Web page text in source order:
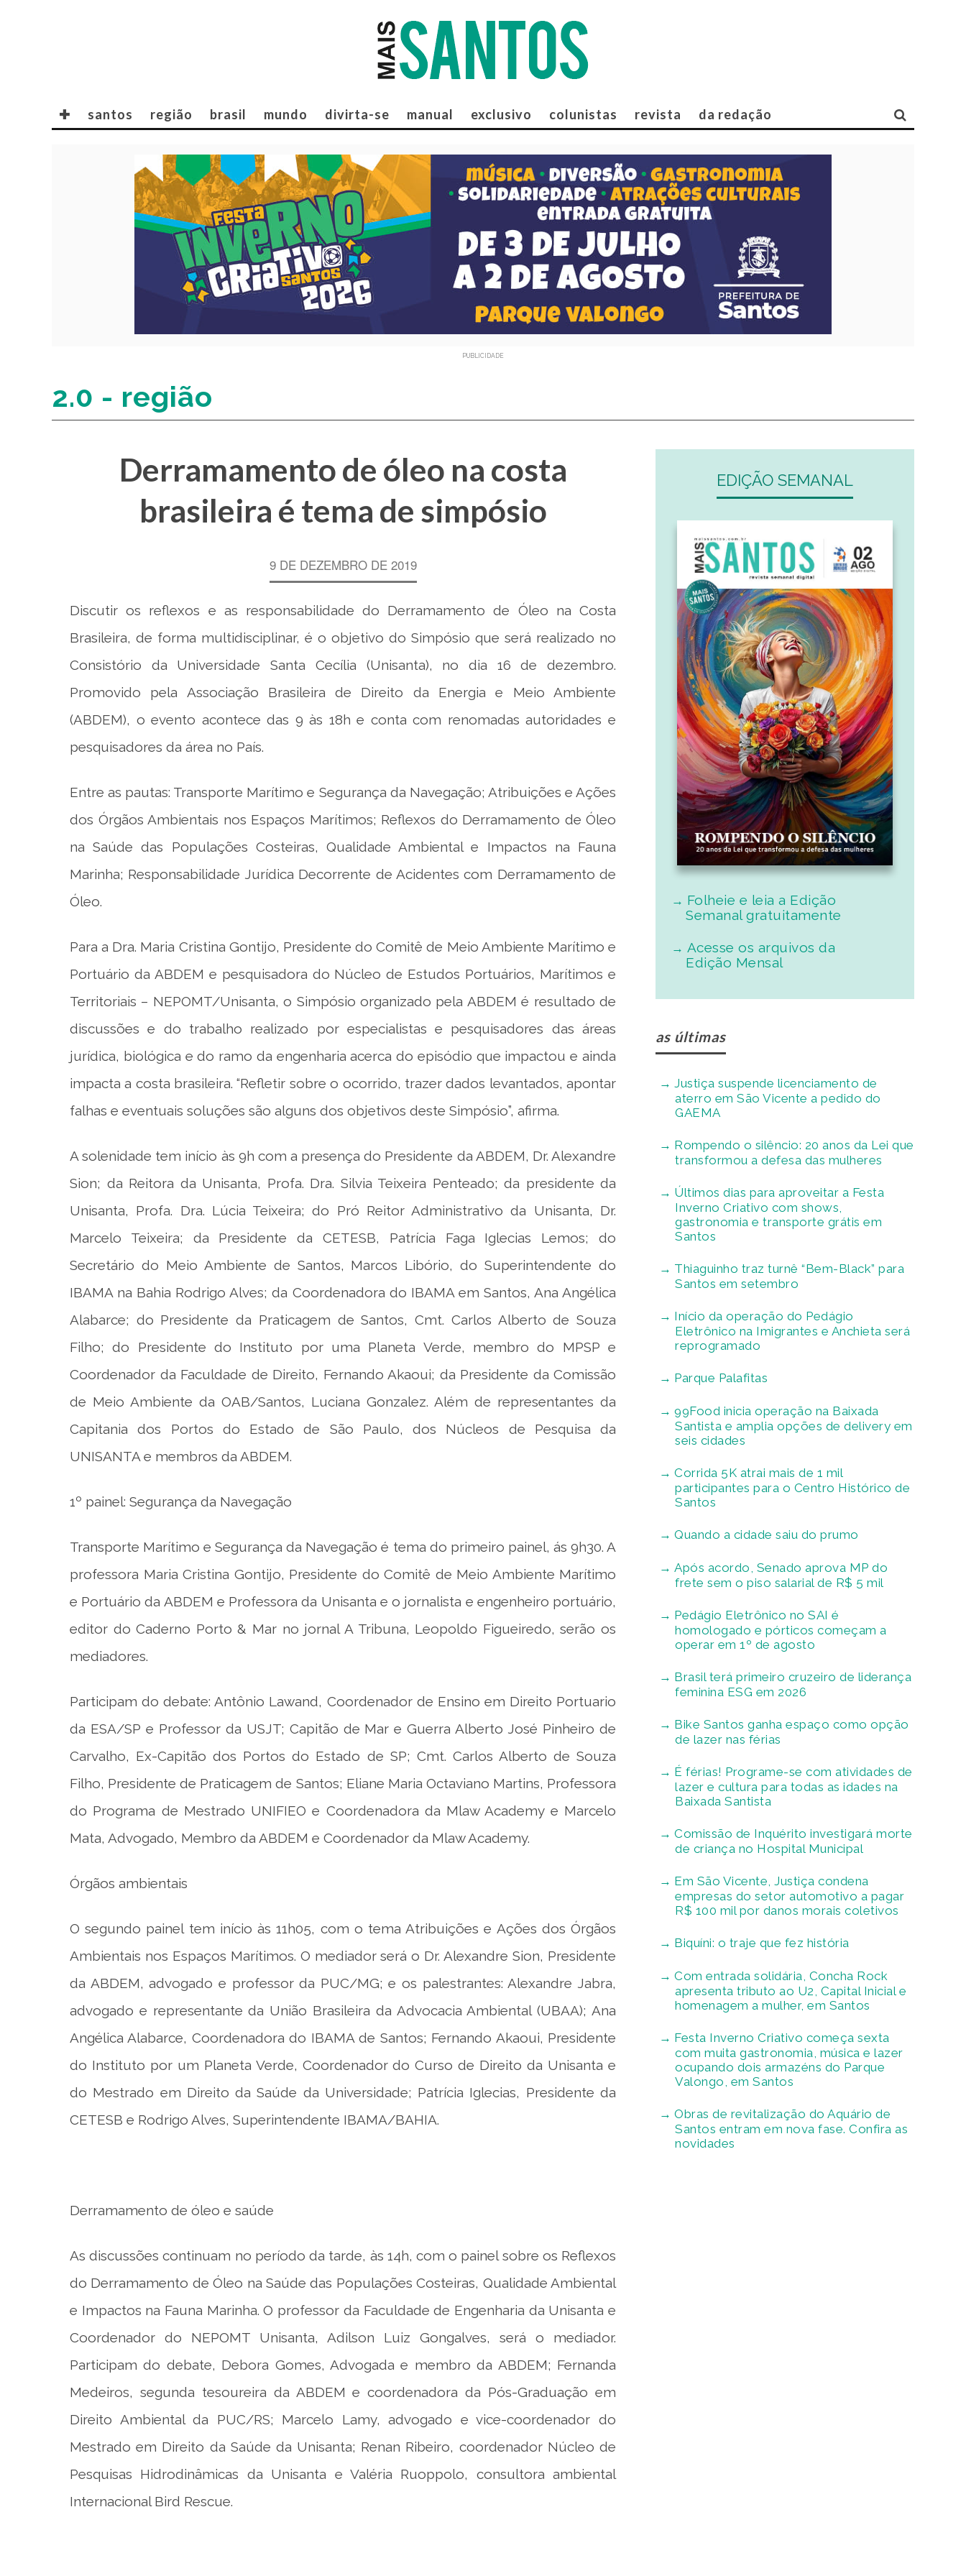
✚ santos região brasil mundo divirta-se manual exclusivo colunistas revista da redação
PUBLICIDADE
2.0 - região
Derramamento de óleo na costa
brasileira é tema de simpósio
9 DE DEZEMBRO DE 2019
Discutir os reflexos e as responsabilidade do Derramamento de Óleo na Costa
Brasileira, de forma multidisciplinar, é o objetivo do Simpósio que será realizado no
Consistório da Universidade Santa Cecília (Unisanta), no dia 16 de dezembro.
Promovido pela Associação Brasileira de Direito da Energia e Meio Ambiente
(ABDEM), o evento acontece das 9 às 18h e conta com renomadas autoridades e
pesquisadores da área no País.
Entre as pautas: Transporte Marítimo e Segurança da Navegação; Atribuições e Ações
dos Órgãos Ambientais nos Espaços Marítimos; Reflexos do Derramamento de Óleo
na Saúde das Populações Costeiras, Qualidade Ambiental e Impactos na Fauna
Marinha; Responsabilidade Jurídica Decorrente de Acidentes com Derramamento de
Óleo.
Para a Dra. Maria Cristina Gontijo, Presidente do Comitê de Meio Ambiente Marítimo e
Portuário da ABDEM e pesquisadora do Núcleo de Estudos Portuários, Marítimos e
Territoriais – NEPOMT/Unisanta, o Simpósio organizado pela ABDEM é resultado de
discussões e do trabalho realizado por especialistas e pesquisadores das áreas
jurídica, biológica e do ramo da engenharia acerca do episódio que impactou e ainda
impacta a costa brasileira. “Refletir sobre o ocorrido, trazer dados levantados, apontar
falhas e eventuais soluções são alguns dos objetivos deste Simpósio”, afirma.
A solenidade tem início às 9h com a presença do Presidente da ABDEM, Dr. Alexandre
Sion; da Reitora da Unisanta, Profa. Dra. Silvia Teixeira Penteado; da presidente da
Unisanta, Profa. Dra. Lúcia Teixeira; do Pró Reitor Administrativo da Unisanta, Dr.
Marcelo Teixeira; da Presidente da CETESB, Patrícia Faga Iglecias Lemos; do
Secretário do Meio Ambiente de Santos, Marcos Libório, do Superintendente do
IBAMA na Bahia Rodrigo Alves; da Coordenadora do IBAMA em Santos, Ana Angélica
Alabarce; do Presidente da Praticagem de Santos, Cmt. Carlos Alberto de Souza
Filho; do Presidente do Instituto por uma Planeta Verde, membro do MPSP e
Coordenador da Faculdade de Direito, Fernando Akaoui; da Presidente da Comissão
de Meio Ambiente da OAB/Santos, Luciana Gonzalez. Além de representantes da
Capitania dos Portos do Estado de São Paulo, dos Núcleos de Pesquisa da
UNISANTA e membros da ABDEM.
1º painel: Segurança da Navegação
Transporte Marítimo e Segurança da Navegação é tema do primeiro painel, ás 9h30. A
professora Maria Cristina Gontijo, Presidente do Comitê de Meio Ambiente Marítimo
e Portuário da ABDEM e Professora da Unisanta e o jornalista e engenheiro portuário,
editor do Caderno Porto & Mar no jornal A Tribuna, Leopoldo Figueiredo, serão os
mediadores.
Participam do debate: Antônio Lawand, Coordenador de Ensino em Direito Portuario
da ESA/SP e Professor da USJT; Capitão de Mar e Guerra Alberto José Pinheiro de
Carvalho, Ex-Capitão dos Portos do Estado de SP; Cmt. Carlos Alberto de Souza
Filho, Presidente de Praticagem de Santos; Eliane Maria Octaviano Martins, Professora
do Programa de Mestrado UNIFIEO e Coordenadora da Mlaw Academy e Marcelo
Mata, Advogado, Membro da ABDEM e Coordenador da Mlaw Academy.
Órgãos ambientais
O segundo painel tem início às 11h05, com o tema Atribuições e Ações dos Órgãos
Ambientais nos Espaços Marítimos. O mediador será o Dr. Alexandre Sion, Presidente
da ABDEM, advogado e professor da PUC/MG; e os palestrantes: Alexandre Jabra,
advogado e representante da União Brasileira da Advocacia Ambiental (UBAA); Ana
Angélica Alabarce, Coordenadora do IBAMA de Santos; Fernando Akaoui, Presidente
do Instituto por um Planeta Verde, Coordenador do Curso de Direito da Unisanta e
do Mestrado em Direito da Saúde da Universidade; Patrícia Iglecias, Presidente da
CETESB e Rodrigo Alves, Superintendente IBAMA/BAHIA.
Derramamento de óleo e saúde
As discussões continuam no período da tarde, às 14h, com o painel sobre os Reflexos
do Derramamento de Óleo na Saúde das Populações Costeiras, Qualidade Ambiental
e Impactos na Fauna Marinha. O professor da Faculdade de Engenharia da Unisanta e
Coordenador do NEPOMT Unisanta, Adilson Luiz Gongalves, será o mediador.
Participam do debate, Debora Gomes, Advogada e membro da ABDEM; Fernanda
Medeiros, segunda tesoureira da ABDEM e coordenadora da Pós-Graduação em
Direito Ambiental da PUC/RS; Marcelo Lamy, advogado e vice-coordenador do
Mestrado em Direito da Saúde da Unisanta; Renan Ribeiro, coordenador Núcleo de
Pesquisas Hidrodinâmicas da Unisanta e Valéria Ruoppolo, consultora ambiental
Internacional Bird Rescue.
EDIÇÃO SEMANAL
Folheie e leia a Edição
Semanal gratuitamente
Acesse os arquivos da
Edição Mensal
as últimas
Justiça suspende licenciamento de
aterro em São Vicente a pedido do
GAEMA
Rompendo o silêncio: 20 anos da Lei que
transformou a defesa das mulheres
Últimos dias para aproveitar a Festa
Inverno Criativo com shows,
gastronomia e transporte grátis em
Santos
Thiaguinho traz turnê “Bem-Black” para
Santos em setembro
Início da operação do Pedágio
Eletrônico na Imigrantes e Anchieta será
reprogramado
Parque Palafitas
99Food inicia operação na Baixada
Santista e amplia opções de delivery em
seis cidades
Corrida 5K atrai mais de 1 mil
participantes para o Centro Histórico de
Santos
Quando a cidade saiu do prumo
Após acordo, Senado aprova MP do
frete sem o piso salarial de R$ 5 mil
Pedágio Eletrônico no SAI é
homologado e pórticos começam a
operar em 1º de agosto
Brasil terá primeiro cruzeiro de liderança
feminina ESG em 2026
Bike Santos ganha espaço como opção
de lazer nas férias
É férias! Programe-se com atividades de
lazer e cultura para todas as idades na
Baixada Santista
Comissão de Inquérito investigará morte
de criança no Hospital Municipal
Em São Vicente, Justiça condena
empresas do setor automotivo a pagar
R$ 100 mil por danos morais coletivos
Biquíni: o traje que fez história
Com entrada solidária, Concha Rock
apresenta tributo ao U2, Capital Inicial e
homenagem a mulher, em Santos
Festa Inverno Criativo começa sexta
com muita gastronomia, música e lazer
ocupando dois armazéns do Parque
Valongo, em Santos
Obras de revitalização do Aquário de
Santos entram em nova fase. Confira as
novidades